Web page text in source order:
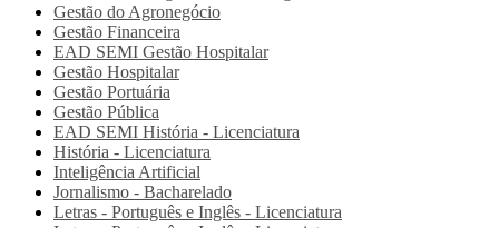
Gestão do Agronegócio
Gestão Financeira
EAD SEMI Gestão Hospitalar
Gestão Hospitalar
Gestão Portuária
Gestão Pública
EAD SEMI História - Licenciatura
História - Licenciatura
Inteligência Artificial
Jornalismo - Bacharelado
Letras - Português e Inglês - Licenciatura